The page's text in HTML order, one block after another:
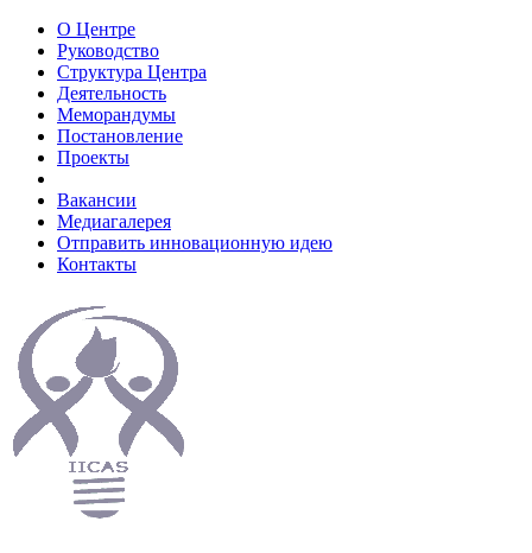
О Центре
Руководство
Структура Центра
Деятельность
Меморандумы
Постановление
Проекты
Вакансии
Медиагалерея
Отправить инновационную идею
Контакты